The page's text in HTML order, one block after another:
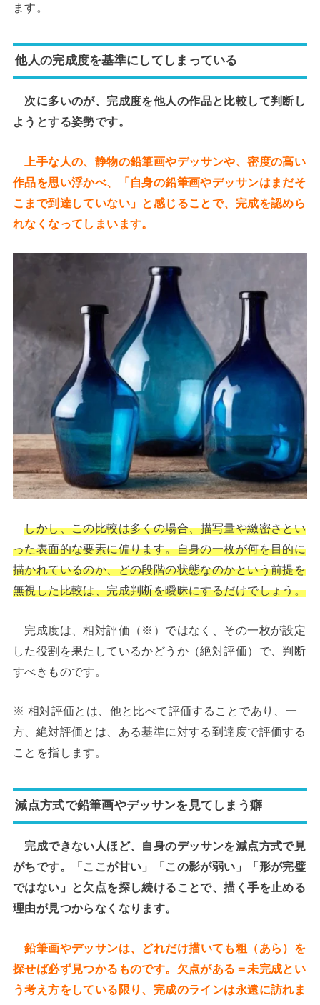
ます。
他人の完成度を基準にしてしまっている
次に多いのが、完成度を他人の作品と比較して判断し
ようとする姿勢です。
上手な人の、静物の鉛筆画やデッサンや、密度の高い
作品を思い浮かべ、「自身の鉛筆画やデッサンはまだそ
こまで到達していない」と感じることで、完成を認めら
れなくなってしまいます。
しかし、この比較は多くの場合、描写量や緻密さとい
った表面的な要素に偏ります。自身の一枚が何を目的に
描かれているのか、どの段階の状態なのかという前提を
無視した比較は、完成判断を曖昧にするだけでしょう。
完成度は、相対評価（※）ではなく、その一枚が設定
した役割を果たしているかどうか（絶対評価）で、判断
すべきものです。
※ 相対評価とは、他と比べて評価することであり、一
方、絶対評価とは、ある基準に対する到達度で評価する
ことを指します。
減点方式で鉛筆画やデッサンを見てしまう癖
完成できない人ほど、自身のデッサンを減点方式で見
がちです。「ここが甘い」「この影が弱い」「形が完璧
ではない」と欠点を探し続けることで、描く手を止める
理由が見つからなくなります。
鉛筆画やデッサンは、どれだけ描いても粗（あら）を
探せば必ず見つかるものです。欠点がある＝未完成とい
う考え方をしている限り、完成のラインは永遠に訪れま